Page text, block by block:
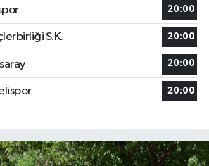
20:00
S.K. 20:00
20:00
20:00